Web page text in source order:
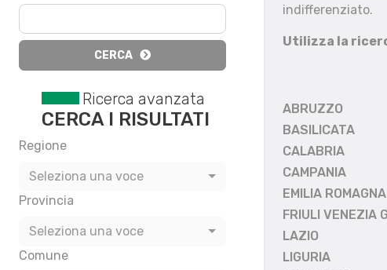
CERCA
Ricerca avanzata
CERCA I RISULTATI
Regione
Seleziona una voce
Provincia
Seleziona una voce
Comune
indifferenziato.
Utilizza la
ABRUZZO
BASILICATA
CALABRIA
CAMPANIA
EMILIA ROMAGNA
FRIULI VENEZIA
LAZIO
LIGURIA